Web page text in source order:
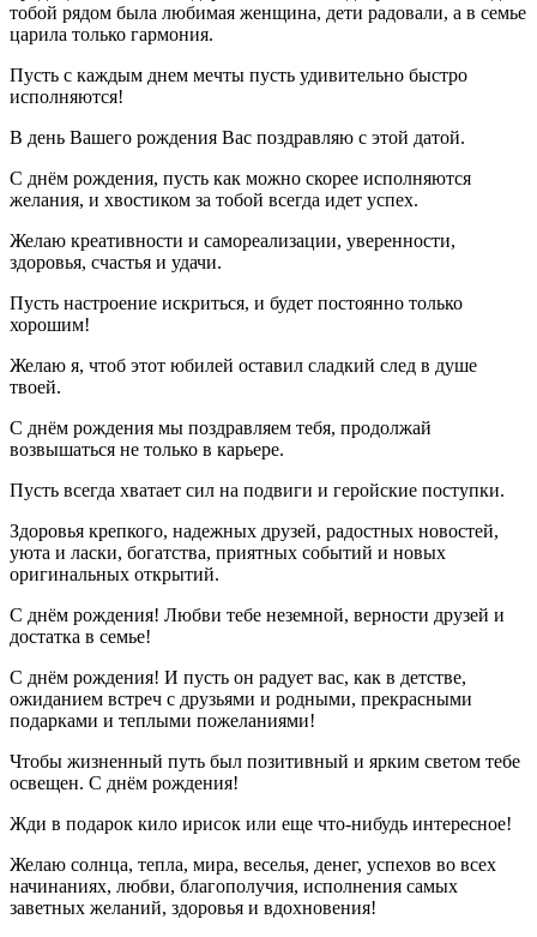
тобой рядом была любимая женщина, дети радовали, а в семье
царила только гармония.
Пусть с каждым днем мечты пусть удивительно быстро
исполняются!
В день Вашего рождения Вас поздравляю с этой датой.
С днём рождения, пусть как можно скорее исполняются
желания, и хвостиком за тобой всегда идет успех.
Желаю креативности и самореализации, уверенности,
здоровья, счастья и удачи.
Пусть настроение искриться, и будет постоянно только
хорошим!
Желаю я, чтоб этот юбилей оставил сладкий след в душе
твоей.
С днём рождения мы поздравляем тебя, продолжай
возвышаться не только в карьере.
Пусть всегда хватает сил на подвиги и геройские поступки.
Здоровья крепкого, надежных друзей, радостных новостей,
уюта и ласки, богатства, приятных событий и новых
оригинальных открытий.
С днём рождения! Любви тебе неземной, верности друзей и
достатка в семье!
С днём рождения! И пусть он радует вас, как в детстве,
ожиданием встреч с друзьями и родными, прекрасными
подарками и теплыми пожеланиями!
Чтобы жизненный путь был позитивный и ярким светом тебе
освещен. С днём рождения!
Жди в подарок кило ирисок или еще что-нибудь интересное!
Желаю солнца, тепла, мира, веселья, денег, успехов во всех
начинаниях, любви, благополучия, исполнения самых
заветных желаний, здоровья и вдохновения!